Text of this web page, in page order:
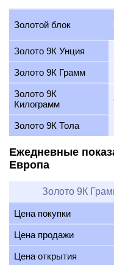
Золотой блок
Золото 9К Унция
Золото 9К Грамм
Золото 9К
Килограмм
Золото 9К Тола
Ежедневные
Европа
Золото 9К
Цена покупки
Цена продажи
Цена открытия